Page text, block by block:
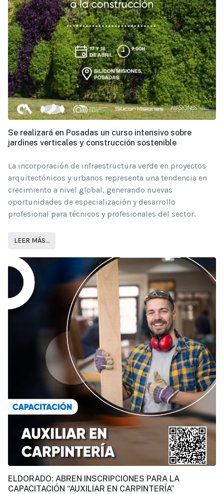
Se realizará en Posadas un curso intensivo sobre
jardines verticales y construcción sostenible
La incorporación de infraestructura verde en proyectos
arquitectónicos y urbanos representa una tendencia en
crecimiento a nivel global, generando nuevas
oportunidades de especialización y desarrollo
profesional para técnicos y profesionales del sector.
LEER MÁS…
ELDORADO: ABREN INSCRIPCIONES PARA LA
CAPACITACIÓN “AUXILIAR EN CARPINTERÍA”